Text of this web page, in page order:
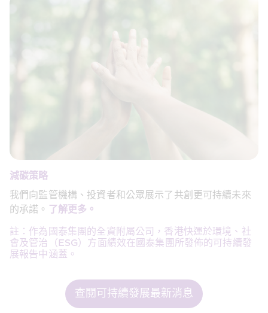
減碳策略
我們向監管機構、投資者和公眾展示了共創更可持續未來
的承諾。 了解更多。
註：作為國泰集團的全資附屬公司，香港快運於環境、社
會及管治（ESG）方面績效在國泰集團所發佈的可持續發
展報告中涵蓋。
查閱可持續發展最新消息